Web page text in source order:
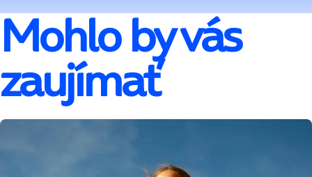
Mohlo by vás
zaujímať